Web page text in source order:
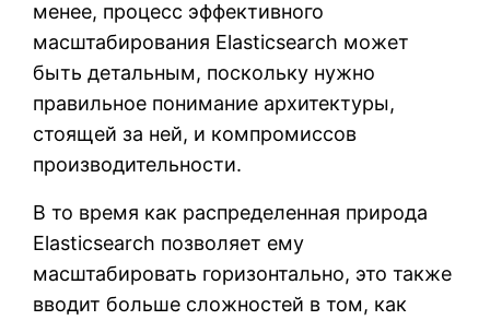
менее, процесс эффективного
масштабирования Elasticsearch может
быть детальным, поскольку нужно
правильное понимание архитектуры,
стоящей за ней, и компромиссов
производительности.
В то время как распределенная природа
Elasticsearch позволяет ему
масштабировать горизонтально, это также
вводит больше сложностей в том, как